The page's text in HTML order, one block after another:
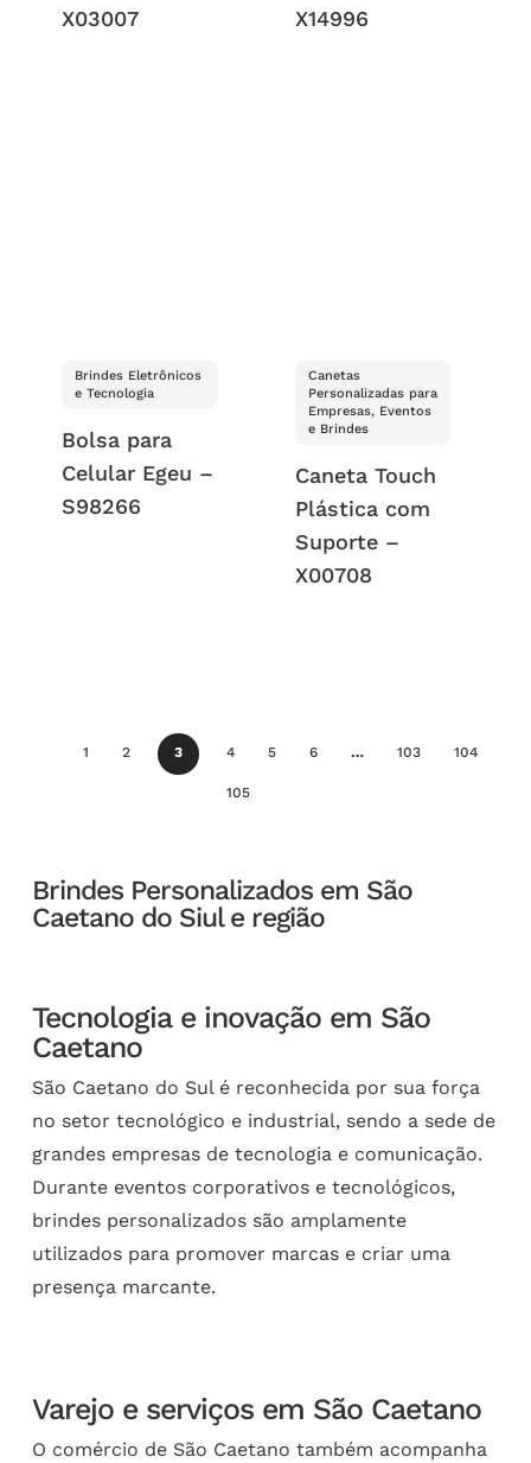
X03007
X14996
Brindes Eletrônicos
e Tecnologia
Bolsa para
Celular Egeu –
S98266
Canetas
Personalizadas para
Empresas, Eventos
e Brindes
Caneta Touch
Plástica com
Suporte –
X00708
1 2 3 4 5 6 … 103 104
105
Brindes Personalizados em São
Caetano do Siul e região
Tecnologia e inovação em São
Caetano
São Caetano do Sul é reconhecida por sua força
no setor tecnológico e industrial, sendo a sede de
grandes empresas de tecnologia e comunicação.
Durante eventos corporativos e tecnológicos,
brindes personalizados são amplamente
utilizados para promover marcas e criar uma
presença marcante.
Varejo e serviços em São Caetano
O comércio de São Caetano também acompanha